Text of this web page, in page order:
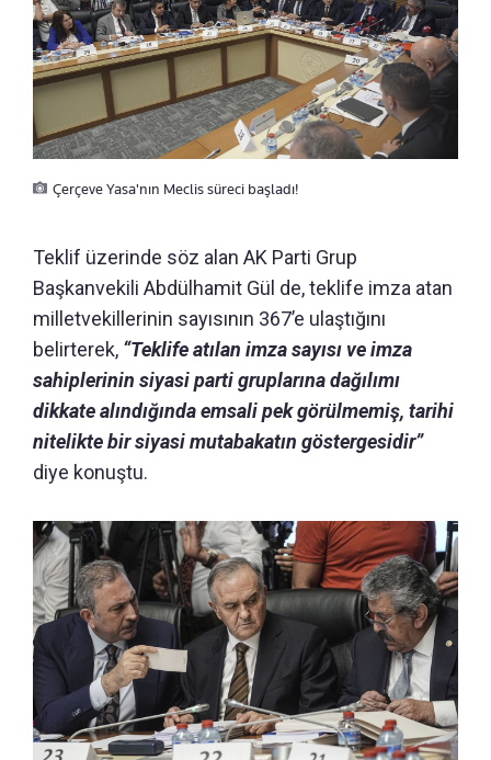
Çerçeve Yasa'nın Meclis süreci başladı!
Teklif üzerinde söz alan AK Parti Grup
Başkanvekili Abdülhamit Gül de, teklife imza atan
milletvekillerinin sayısının 367’e ulaştığını
belirterek, “Teklife atılan imza sayısı ve imza
sahiplerinin siyasi parti gruplarına dağılımı
dikkate alındığında emsali pek görülmemiş, tarihi
nitelikte bir siyasi mutabakatın göstergesidir”
diye konuştu.